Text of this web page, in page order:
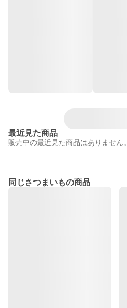
最近見た商品
販売中の最近見た商品はありません。
同じさつまいもの商品